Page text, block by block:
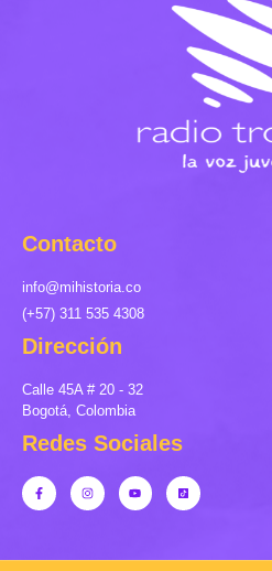
Contacto
info@mihistoria.co
(+57) 311 535 4308
Dirección
Calle 45A # 20 - 32
Bogotá, Colombia
Redes Sociales